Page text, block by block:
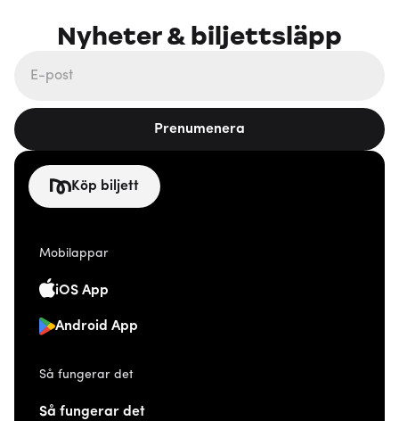
Nyheter & biljettsläpp
Prenumenera
Köp biljett
Mobilappar
iOS App
Android App
Så fungerar det
Så fungerar det